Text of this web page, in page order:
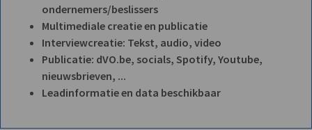
ondernemers/beslissers
Multimediale creatie en publicatie
Interviewcreatie: Tekst, audio, video
Publicatie: dVO.be, socials, Spotify, Youtube,
nieuwsbrieven, ...
Leadinformatie en data beschikbaar